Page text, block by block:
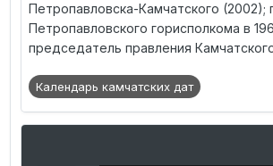
Петропавловска-Камчатского (2002);
Петропавловского горисполкома в
председатель правления
Календарь камчатских дат